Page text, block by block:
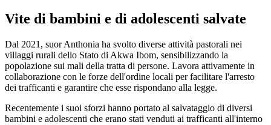
Vite di bambini e di adolescenti salvate
Dal 2021, suor Anthonia ha svolto diverse attività pastorali nei
villaggi rurali dello Stato di Akwa Ibom, sensibilizzando la
popolazione sui mali della tratta di persone. Lavora attivamente in
collaborazione con le forze dell'ordine locali per facilitare l'arresto
dei trafficanti e garantire che esse rispondano alla legge.
Recentemente i suoi sforzi hanno portato al salvataggio di diversi
bambini e adolescenti che erano stati venduti ai trafficanti all'interno